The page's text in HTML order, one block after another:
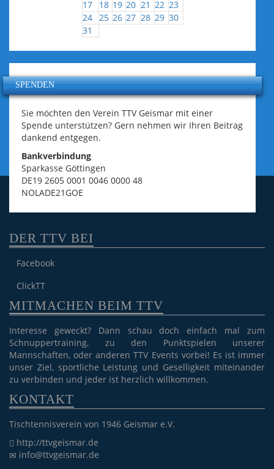
17
18 19 20 21 22 23
24 25 26 27 28 29 30
31
SPENDEN
Sie möchten den Verein TTV Geismar mit einer
Spende unterstützen? Gern nehmen wir Ihren Beitrag
dankend entgegen.
Bankverbindung
Sparkasse Göttingen
DE19 2605 0001 0046 0000 48
NOLADE21GOE
DER TTV BEI
Facebook
ClickTT
MITMACHEN BEIM TTV
Interesse geweckt? Dann schau doch einfach mal zum
Schnuppertraining, zu den Punktspielen unserer
Mannschaften, oder anderen TTV Events vorbei! Es ist immer
unser Ziel, sportliche Leistung und Geselligkeit miteinander
zu verbinden und jeder ist herzlich willkommen.
KONTAKT
Tischtennisverein von 1946 Geismar e.V.
http://ttvgeismar.de
info@ttvgeismar.de